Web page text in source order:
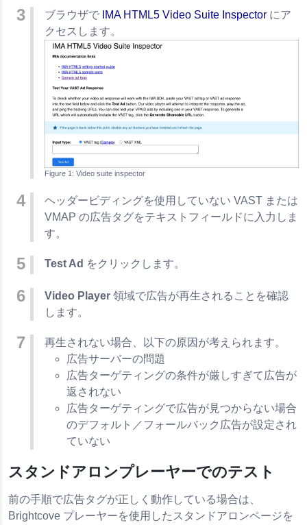
ブラウザで IMA HTML5 Video Suite Inspector にア
クセスします。
Video suite inspector
ヘッダービディングを使用していない VAST または
VMAP の広告タグをテキストフィールドに入力しま
す。
Test Ad をクリックします。
Video Player 領域で広告が再生されることを確認
します。
再生されない場合、以下の原因が考えられます。
広告サーバーの問題
広告ターゲティングの条件が厳しすぎて広告が
返されない
広告ターゲティングで広告が見つからない場合
のデフォルト／フォールバック広告が設定され
ていない
スタンドアロンプレーヤーでのテスト
前の手順で広告タグが正しく動作している場合は、
Brightcove プレーヤーを使用したスタンドアロンページを